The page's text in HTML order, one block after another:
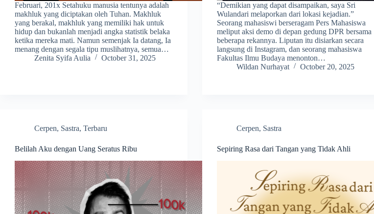
Februari, 201x Setahuku manusia tentunya adalah
makhluk yang diciptakan oleh Tuhan. Makhluk
yang berakal, makhluk yang memiliki hak untuk
hidup dan bukanlah menjadi angka statistik belaka
ketika mereka mati. Namun semenjak Ia datang, Ia
menang dengan segala tipu muslihatnya, semua…
Zenita Syifa Aulia
October 31, 2025
“Demikian yang dapat disampaikan, saya Sri
Wulandari melaporkan dari lokasi kejadian.”
Seorang mahasiswi berseragam Pers Mahasiswa
meliput aksi demo di depan gedung DPR bersama
beberapa rekannya. Liputan itu disiarkan secara
langsung di Instagram, dan seorang mahasiswa
Fakultas Ilmu Budaya menonton…
Wildan Nurhayat
October 20, 2025
Cerpen, Sastra, Terbaru
Belilah Aku dengan Uang Seratus Ribu
Cerpen, Sastra
Sepiring Rasa dari Tangan yang Tidak Ahli